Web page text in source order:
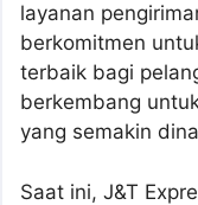
layanan
berkomitmen
terbaik bagi
berkembang
yang semakin
Saat ini, J&T